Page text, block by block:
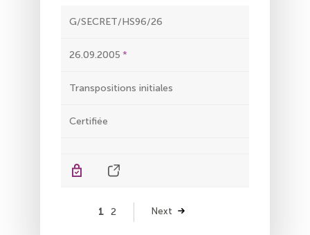
G/SECRET/HS96/26
26.09.2005
Transpositions initiales
Certifiée
Pagination
Page
1 Page
2
Page
Next